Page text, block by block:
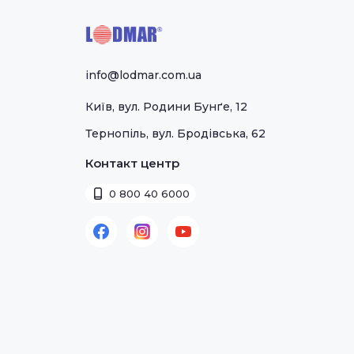
info@lodmar.com.ua
Київ, вул. Родини Бунґе, 12
Тернопіль, вул. Бродівська, 62
Контакт центр
0 800 40 6000